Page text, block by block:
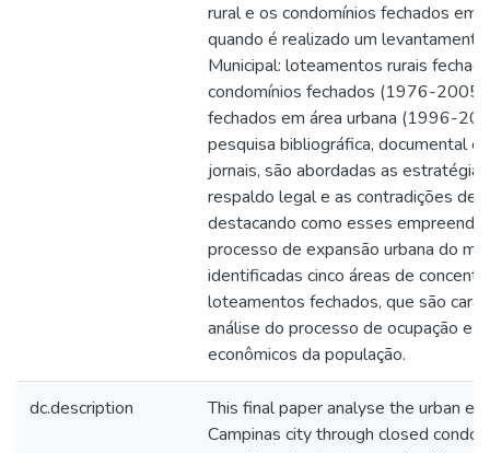
rural e os condomínios fechados em
quando é realizado um
Municipal: loteamentos rurais
condomínios fechados (1976-
fechados em área urbana (1996-
pesquisa bibliográfica, documental e
jornais, são abordadas as
respaldo legal e as contradições
destacando como esses
processo de expansão urbana do
identificadas cinco áreas de
loteamentos fechados, que são
análise do processo de ocupação e
econômicos da população.
dc.description
This final paper analyse the urban
Campinas city through closed